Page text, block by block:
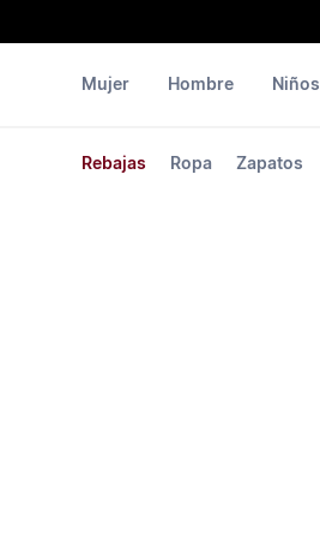
Mujer
Rebajas Ropa Zapatos
Hombre Niños